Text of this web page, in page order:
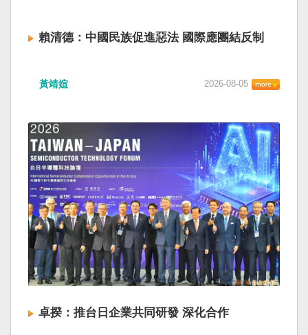
賴清德：中國民族促進惡法 國際應團結反制
黃靖媗 2026-08-05
卓揆：推台日企業共同研發 深化合作